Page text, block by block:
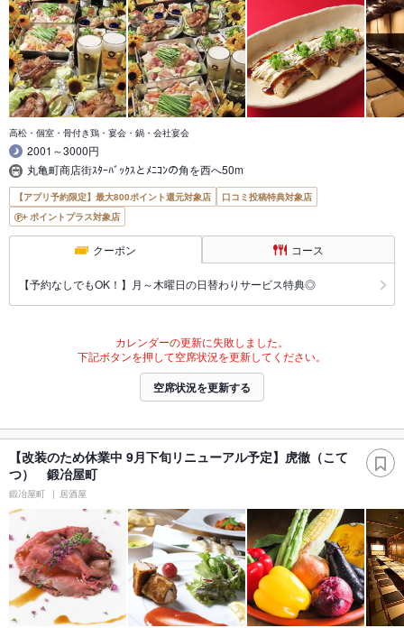
高松・個室・骨付き鶏・宴会・鍋・会社宴会
2001～3000円
丸亀町商店街ｽﾀｰﾊﾞｯｸｽとﾒﾆｺﾝの角を西へ50m
【アプリ予約限定】最大800ポイント還元対象店
口コミ投稿特典対象店
ポイントプラス対象店
クーポン コース
【予約なしでもOK！】月～木曜日の日替わりサービス特典◎
カレンダーの更新に失敗しました。
下記ボタンを押して空席状況を更新してください。
空席状況を更新する
【改装のため休業中 9月下旬リニューアル予定】虎徹（こて
つ） 鍛冶屋町
鍛冶屋町 居酒屋